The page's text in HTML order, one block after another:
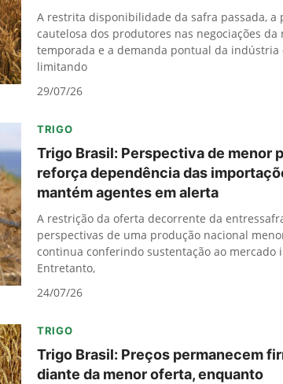
A restrita disponibilidade da safra passada, a
cautelosa dos produtores nas negociações da
temporada e a demanda pontual da indústria
limitando
29/07/26
TRIGO
Trigo Brasil: Perspectiva de menor
reforça dependência das
mantém agentes em alerta
A restrição da oferta decorrente da
perspectivas de uma produção nacional
continua conferindo sustentação ao mercado
Entretanto,
24/07/26
TRIGO
Trigo Brasil: Preços permanecem
diante da menor oferta, enquanto